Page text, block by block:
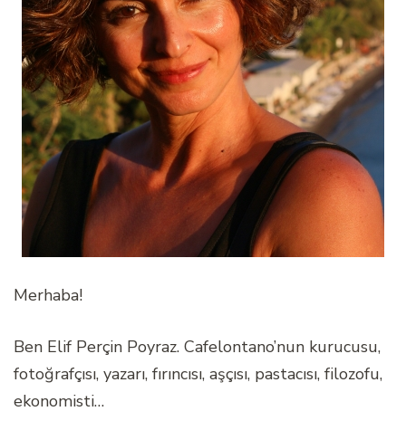
Merhaba!
Ben Elif Perçin Poyraz. Cafelontano’nun kurucusu,
fotoğrafçısı, yazarı, fırıncısı, aşçısı, pastacısı, filozofu,
ekonomisti…